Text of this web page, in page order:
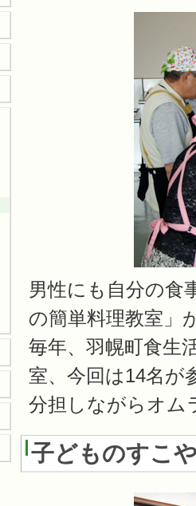
男性にも自分の食
の簡単料理教室」
毎年、羽幌町食生
室、今回は14名が
分担しながらオム
子どものすこ